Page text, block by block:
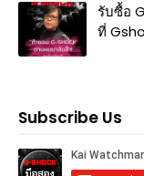
รับซื้อ
ที่
Subscribe Us